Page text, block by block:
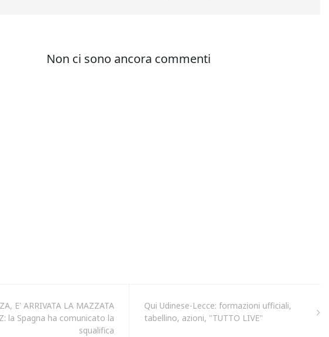
E' ARRIVATA LA MAZZATA
la Spagna ha comunicato la
squalifica
Qui Udinese-Lecce: formazioni ufficiali,
tabellino, azioni, "TUTTO LIVE"